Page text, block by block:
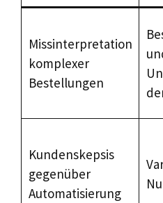
Missinterpretation
komplexer
Bestellungen
Kundenskepsis
gegenüber
Automatisierung